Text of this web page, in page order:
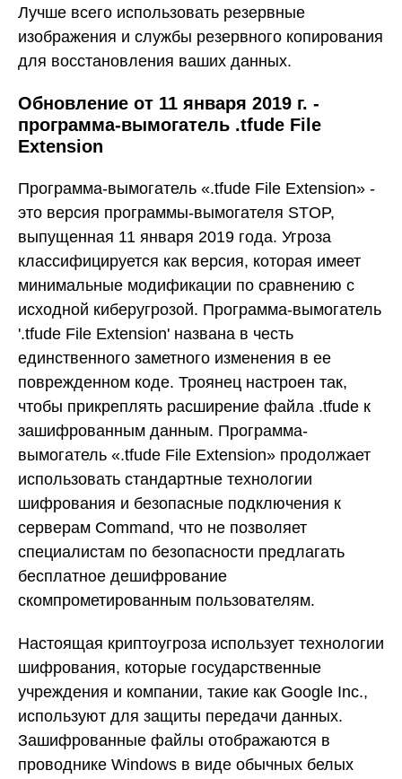
Лучше всего использовать резервные
изображения и службы резервного копирования
для восстановления ваших данных.
Обновление от 11 января 2019 г. -
программа-вымогатель .tfude File
Extension
Программа-вымогатель «.tfude File Extension» -
это версия программы-вымогателя STOP,
выпущенная 11 января 2019 года. Угроза
классифицируется как версия, которая имеет
минимальные модификации по сравнению с
исходной киберугрозой. Программа-вымогатель
'.tfude File Extension' названа в честь
единственного заметного изменения в ее
поврежденном коде. Троянец настроен так,
чтобы прикреплять расширение файла .tfude к
зашифрованным данным. Программа-
вымогатель «.tfude File Extension» продолжает
использовать стандартные технологии
шифрования и безопасные подключения к
серверам Command, что не позволяет
специалистам по безопасности предлагать
бесплатное дешифрование
скомпрометированным пользователям.
Настоящая криптоугроза использует технологии
шифрования, которые государственные
учреждения и компании, такие как Google Inc.,
используют для защиты передачи данных.
Зашифрованные файлы отображаются в
проводнике Windows в виде обычных белых